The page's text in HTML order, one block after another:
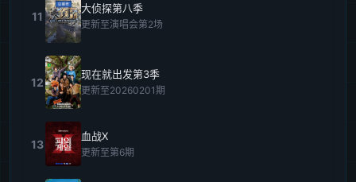
11
大侦探第八季
更新至演唱会第2场
12
现在就出发第3季
更新至20260201期
13
血战X
更新至第6期